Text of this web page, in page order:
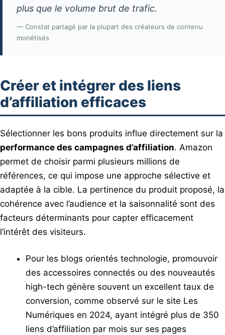
plus que le volume brut de trafic.
— Constat partagé par la plupart des créateurs de contenu
monétisés
Créer et intégrer des liens
d’affiliation efficaces
Sélectionner les bons produits influe directement sur la
performance des campagnes d’affiliation. Amazon
permet de choisir parmi plusieurs millions de
références, ce qui impose une approche sélective et
adaptée à la cible. La pertinence du produit proposé, la
cohérence avec l’audience et la saisonnalité sont des
facteurs déterminants pour capter efficacement
l’intérêt des visiteurs.
Pour les blogs orientés technologie, promouvoir
des accessoires connectés ou des nouveautés
high-tech génère souvent un excellent taux de
conversion, comme observé sur le site Les
Numériques en 2024, ayant intégré plus de 350
liens d’affiliation par mois sur ses pages